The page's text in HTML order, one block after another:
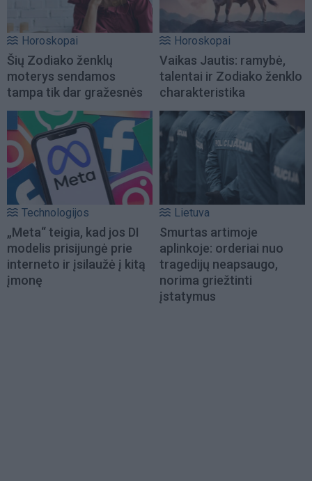
Horoskopai
Šių Zodiako ženklų
moterys sendamos
tampa tik dar gražesnės
Horoskopai
Vaikas Jautis: ramybė,
talentai ir Zodiako ženklo
charakteristika
Technologijos
„Meta“ teigia, kad jos DI
modelis prisijungė prie
interneto ir įsilaužė į kitą
įmonę
Lietuva
Smurtas artimoje
aplinkoje: orderiai nuo
tragedijų neapsaugo,
norima griežtinti
įstatymus